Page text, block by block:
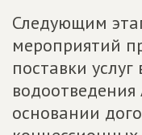
Следующим
мероприятий
поставки
основании